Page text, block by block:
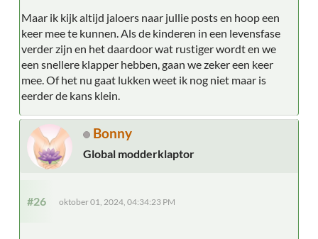
Maar ik kijk altijd jaloers naar jullie posts en hoop een
keer mee te kunnen. Als de kinderen in een levensfase
verder zijn en het daardoor wat rustiger wordt en we
een snellere klapper hebben, gaan we zeker een keer
mee. Of het nu gaat lukken weet ik nog niet maar is
eerder de kans klein.
Bonny
Global modderklaptor
#26 oktober 01, 2024, 04:34:23 PM